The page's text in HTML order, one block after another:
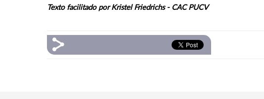
Texto facilitado por Kristel Friedrichs - CAC PUCV